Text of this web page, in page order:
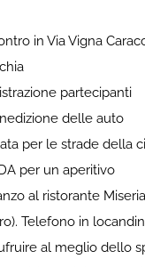
in Via Vigna
partecipanti
delle auto
per le strade della
per un aperitivo
al ristorante
Telefono in
al meglio dello